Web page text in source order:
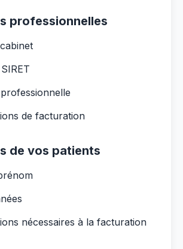
professionnelles
de facturation
de vos patients
nécessaires à la facturation